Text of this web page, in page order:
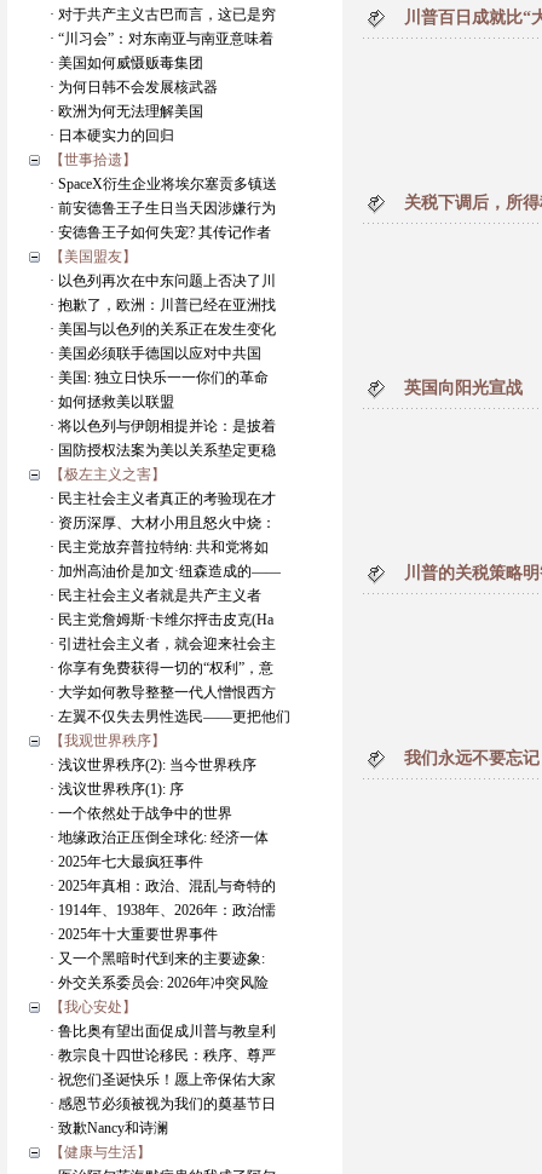
· 对于共产主义古巴而言，这已是穷
· “川习会”：对东南亚与南亚意味着
· 美国如何威慑贩毒集团
· 为何日韩不会发展核武器
· 欧洲为何无法理解美国
· 日本硬实力的回归
【世事拾遗】
· SpaceX衍生企业将埃尔塞贡多镇送
· 前安德鲁王子生日当天因涉嫌行为
· 安德鲁王子如何失宠? 其传记作者
【美国盟友】
· 以色列再次在中东问题上否决了川
· 抱歉了，欧洲：川普已经在亚洲找
· 美国与以色列的关系正在发生变化
· 美国必须联手德国以应对中共国
· 美国: 独立日快乐一一你们的革命
· 如何拯救美以联盟
· 将以色列与伊朗相提并论：是披着
· 国防授权法案为美以关系垫定更稳
【极左主义之害】
· 民主社会主义者真正的考验现在才
· 资历深厚、大材小用且怒火中烧：
· 民主党放弃普拉特纳: 共和党将如
· 加州高油价是加文·纽森造成的——
· 民主社会主义者就是共产主义者
· 民主党詹姆斯·卡维尔抨击皮克(Ha
· 引进社会主义者，就会迎来社会主
· 你享有免费获得一切的“权利”，意
· 大学如何教导整整一代人憎恨西方
· 左翼不仅失去男性选民——更把他们
【我观世界秩序】
· 浅议世界秩序(2): 当今世界秩序
· 浅议世界秩序(1): 序
· 一个依然处于战争中的世界
· 地缘政治正压倒全球化: 经济一体
· 2025年七大最疯狂事件
· 2025年真相：政治、混乱与奇特的
· 1914年、1938年、2026年：政治懦
· 2025年十大重要世界事件
· 又一个黑暗时代到来的主要迹象:
· 外交关系委员会: 2026年冲突风险
【我心安处】
· 鲁比奥有望出面促成川普与教皇利
· 教宗良十四世论移民：秩序、尊严
· 祝您们圣诞快乐！愿上帝保佑大家
· 感恩节必须被视为我们的奠基节日
· 致歉Nancy和诗澜
【健康与生活】
川普百日成就比“
关税下调后，所
英国向阳光宣战
川普的关税策略
我们永远不要忘